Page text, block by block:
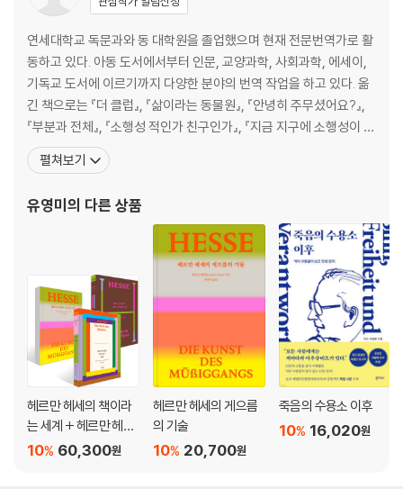
연세대학교 독문과와 동 대학원을 졸업했으며 현재 전문번역가로 활
동하고 있다. 아동 도서에서부터 인문, 교양과학, 사회과학, 에세이,
기독교 도서에 이르기까지 다양한 분야의 번역 작업을 하고 있다. 옮
긴 책으로는 『더 클럽』, 『삶이라는 동물원』, 『안녕히 주무셨어요?』,
『부분과 전체』, 『소행성 적인가 친구인가』, 『지금 지구에 소행성이 돌
진해 온다면』, 『왜 세계의 절반은 굶주리는가』, 『감정 사용 설명서』,
『인간은 유전자를 어떻게 조종할 수 있을까』, 『내 몸에 이로운 식사를
나를 지켜내는 힘』
펼쳐보기
유영미의 다른 상품
헤르만 헤세의 책이라
는 세계 + 헤르만 헤세
의 나로 존재하는 법 +
60,300원
10%
헤르만 헤세의 게으름
의 기술
20,700원
10%
죽음의 수용소 이후
16,020원
10%